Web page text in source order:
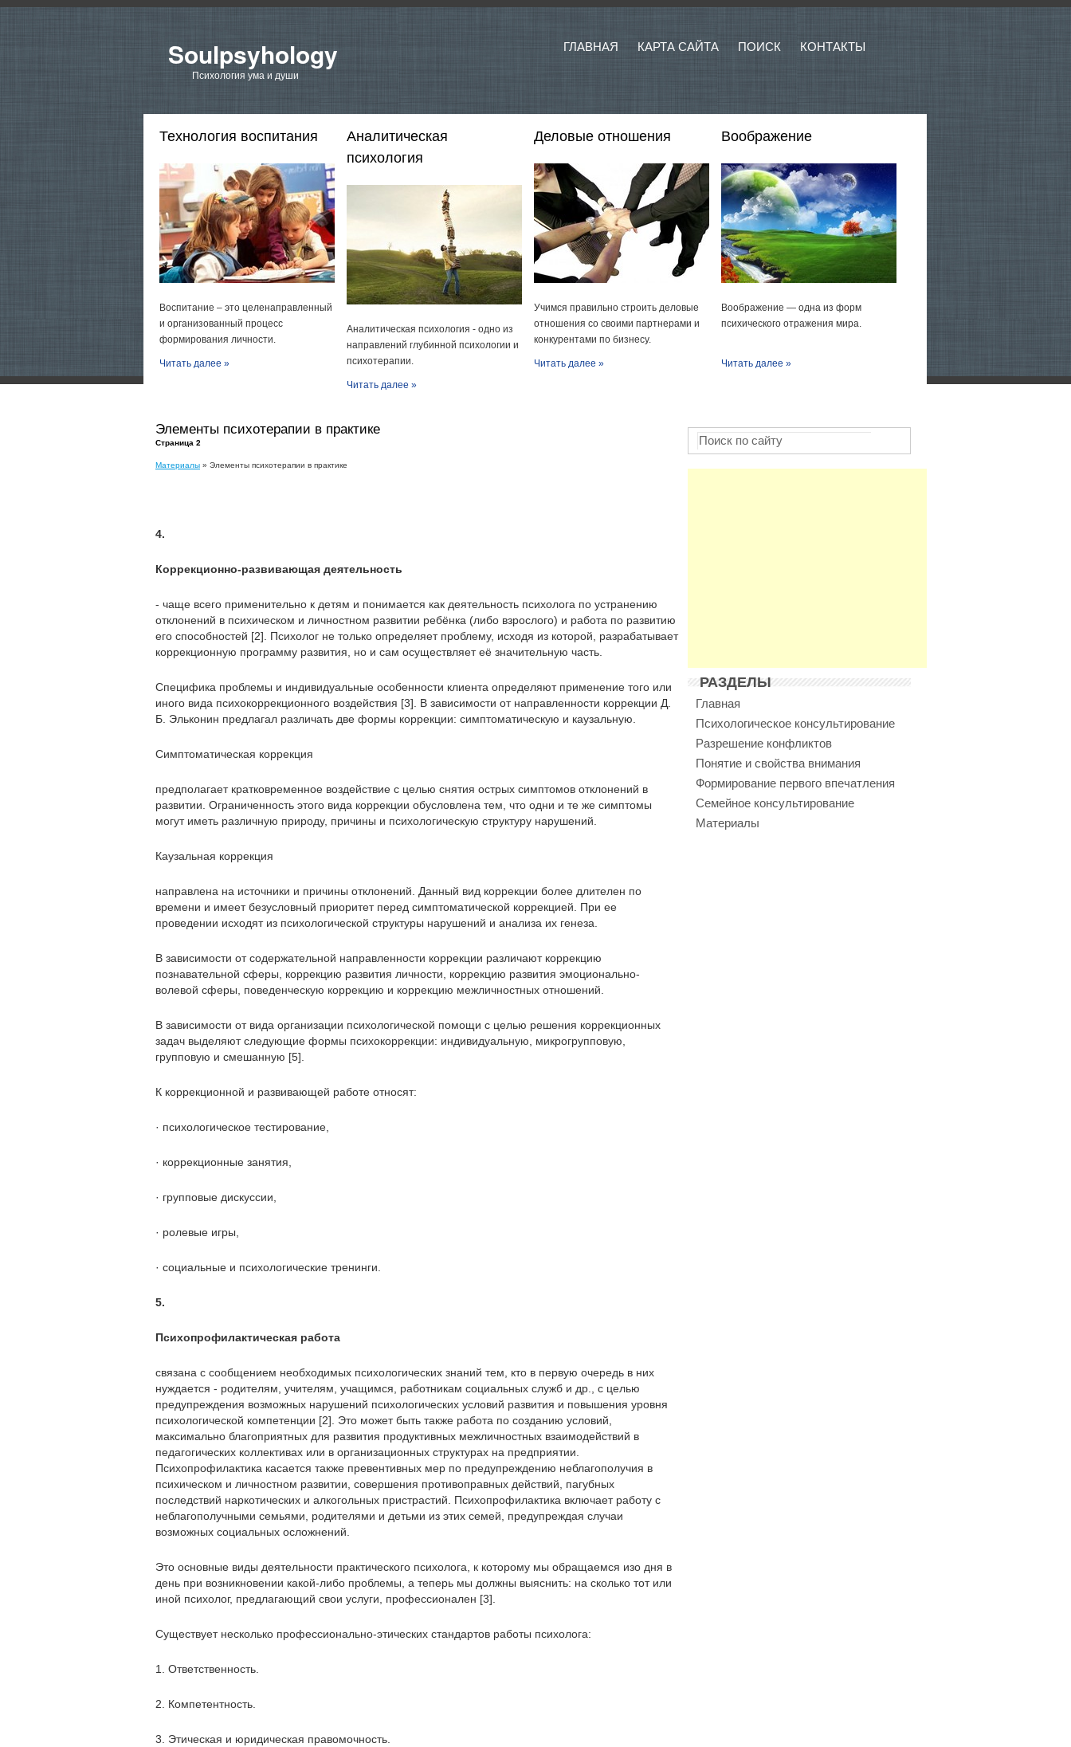
Soulpsyhology
Психология ума и души
ГЛАВНАЯ КАРТА САЙТА ПОИСК КОНТАКТЫ
Технология воспитания
Воспитание – это целенаправленный
и организованный процесс
формирования личности.
Читать далее »
Аналитическая
психология
Аналитическая психология - одно из
направлений глубинной психологии и
психотерапии.
Читать далее »
Деловые отношения
Учимся правильно строить деловые
отношения со своими партнерами и
конкурентами по бизнесу.
Читать далее »
Воображение
Воображение — одна из форм
психического отражения мира.
Читать далее »
Элементы психотерапии в практике
Страница 2
Материалы » Элементы психотерапии в практике
4.
Коррекционно-развивающая деятельность
- чаще всего применительно к детям и понимается как деятельность психолога по устранению
отклонений в психическом и личностном развитии ребёнка (либо взрослого) и работа по развитию
его способностей [2]. Психолог не только определяет проблему, исходя из которой, разрабатывает
коррекционную программу развития, но и сам осуществляет её значительную часть.
Специфика проблемы и индивидуальные особенности клиента определяют применение того или
иного вида психокоррекционного воздействия [3]. В зависимости от направленности коррекции Д.
Б. Эльконин предлагал различать две формы коррекции: симптоматическую и каузальную.
Симптоматическая коррекция
предполагает кратковременное воздействие с целью снятия острых симптомов отклонений в
развитии. Ограниченность этого вида коррекции обусловлена тем, что одни и те же симптомы
могут иметь различную природу, причины и психологическую структуру нарушений.
Каузальная коррекция
направлена на источники и причины отклонений. Данный вид коррекции более длителен по
времени и имеет безусловный приоритет перед симптоматической коррекцией. При ее
проведении исходят из психологической структуры нарушений и анализа их генеза.
В зависимости от содержательной направленности коррекции различают коррекцию
познавательной сферы, коррекцию развития личности, коррекцию развития эмоционально-
волевой сферы, поведенческую коррекцию и коррекцию межличностных отношений.
В зависимости от вида организации психологической помощи с целью решения коррекционных
задач выделяют следующие формы психокоррекции: индивидуальную, микрогрупповую,
групповую и смешанную [5].
К коррекционной и развивающей работе относят:
· психологическое тестирование,
· коррекционные занятия,
· групповые дискуссии,
· ролевые игры,
· социальные и психологические тренинги.
5.
Психопрофилактическая работа
связана с сообщением необходимых психологических знаний тем, кто в первую очередь в них
нуждается - родителям, учителям, учащимся, работникам социальных служб и др., с целью
предупреждения возможных нарушений психологических условий развития и повышения уровня
психологической компетенции [2]. Это может быть также работа по созданию условий,
максимально благоприятных для развития продуктивных межличностных взаимодействий в
педагогических коллективах или в организационных структурах на предприятии.
Психопрофилактика касается также превентивных мер по предупреждению неблагополучия в
психическом и личностном развитии, совершения противоправных действий, пагубных
последствий наркотических и алкогольных пристрастий. Психопрофилактика включает работу с
неблагополучными семьями, родителями и детьми из этих семей, предупреждая случаи
возможных социальных осложнений.
Это основные виды деятельности практического психолога, к которому мы обращаемся изо дня в
день при возникновении какой-либо проблемы, а теперь мы должны выяснить: на сколько тот или
иной психолог, предлагающий свои услуги, профессионален [3].
Существует несколько профессионально-этических стандартов работы психолога:
1. Ответственность.
2. Компетентность.
3. Этическая и юридическая правомочность.
РАЗДЕЛЫ
Главная
Психологическое консультирование
Разрешение конфликтов
Понятие и свойства внимания
Формирование первого впечатления
Семейное консультирование
Материалы